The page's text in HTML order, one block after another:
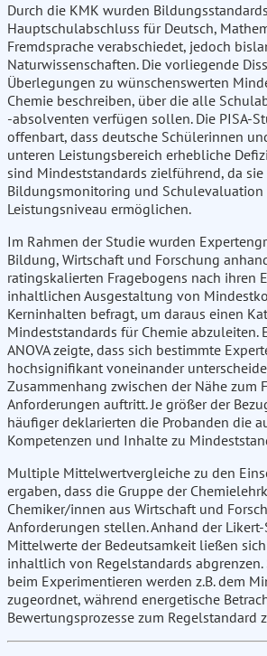
Durch die KMK wurden
Hauptschulabschluss für Deutsch,
Fremdsprache verabschiedet, jedoch
Naturwissenschaften. Die vorliegende
Überlegungen zu wünschenswerten
Chemie beschreiben, über die alle
-absolventen verfügen sollen. Die PISA-
offenbart, dass deutsche Schülerinnen
unteren Leistungsbereich erhebliche
sind Mindeststandards zielführend, da sie
Bildungsmonitoring und Schulevaluation
Leistungsniveau ermöglichen.
Im Rahmen der Studie wurden
Bildung, Wirtschaft und Forschung
ratingskalierten Fragebogens nach ihren
inhaltlichen Ausgestaltung von
Kerninhalten befragt, um daraus einen
Mindeststandards für Chemie abzuleiten.
ANOVA zeigte, dass sich bestimmte
hochsignifikant voneinander
Zusammenhang zwischen der Nähe zum
Anforderungen auftritt. Je größer der
häufiger deklarierten die Probanden die
Kompetenzen und Inhalte zu
Multiple Mittelwertvergleiche zu den
ergaben, dass die Gruppe der
Chemiker/innen aus Wirtschaft und
Anforderungen stellen. Anhand der
Mittelwerte der Bedeutsamkeit ließen
inhaltlich von Regelstandards abgrenzen.
beim Experimentieren werden z.B. dem
zugeordnet, während energetische
Bewertungsprozesse zum Regelstandard